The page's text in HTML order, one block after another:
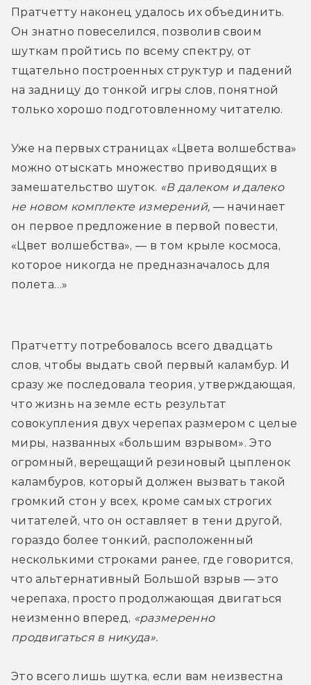
Пратчетту наконец удалось их объединить.
Он знатно повеселился, позволив своим
шуткам пройтись по всему спектру, от
тщательно построенных структур и падений
на задницу до тонкой игры слов, понятной
только хорошо подготовленному читателю.
Уже на первых страницах «Цвета волшебства»
можно отыскать множество приводящих в
замешательство шуток. «В далеком и далеко
не новом комплекте измерений, — начинает
он первое предложение в первой повести,
«Цвет волшебства», — в том крыле космоса,
которое никогда не предназначалось для
полета…»
Пратчетту потребовалось всего двадцать
слов, чтобы выдать свой первый каламбур. И
сразу же последовала теория, утверждающая,
что жизнь на земле есть результат
совокупления двух черепах размером с целые
миры, названных «большим взрывом». Это
огромный, верещащий резиновый цыпленок
каламбуров, который должен вызвать такой
громкий стон у всех, кроме самых строгих
читателей, что он оставляет в тени другой,
гораздо более тонкий, расположенный
несколькими строками ранее, где говорится,
что альтернативный Большой взрыв — это
черепаха, просто продолжающая двигаться
неизменно вперед, «размеренно
продвигаться в никуда».
Это всего лишь шутка, если вам неизвестна